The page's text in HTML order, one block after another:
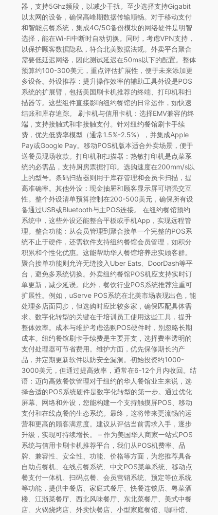
器，支持5Ghz频段，以减少干扰。至少选择支持Gigabit
以太网的设备，确保高峰期数据传输顺畅。对于移动支付
和智能点餐系统，集成4G/5G备份模块的网络硬件是明智
选择，能在Wi-Fi中断时自动切换。同时，考虑VPN支持，
以保护顾客数据隐私，符合北美数据法规。外卖平台聚合
需要低延迟网络，因此测试延迟在50ms以下的配置。整体
预算约100-300美元，重点评估扩展性，便于未来添加更
多设备。外设推荐：提升操作效率的辅助工具外设是POS
系统的扩展臂，包括美国刷卡机推荐的终端、打印机和扫
描器等。这些组件直接影响纽约餐馆的日常运作，如快速
结账和库存追踪。 刷卡机与信用卡机：选择EMV兼容的终
端，支持接触式和非接触支付。针对纽约餐馆刷卡手续
费，优先低费率模型（通常1.5%-2.5%），并集成Apple
Pay或Google Pay。移动POS机版本适合外卖场景，便于
送餐员现场收款。打印机和扫描器：热敏打印机是点菜系
统的必需品，支持厨房票据打印。选购速度在200mm/s以
上的型号。条码扫描器则用于库存管理和会员卡扫描，提
高准确率。其他外设：现金抽屉和顾客显示屏可增强交互
性。整个外设清单预算控制在200-500美元，确保所有设
备通过USB或Bluetooth与主POS连接。 在纽约餐馆预约
系统中，这些外设还能整合平板或手机App，实现远程管
理。整合功能：从会员管理到聚合接单一个完整的POS系
统不止于硬件，还需软件支持纽约餐馆会员管理，如积分
积累和个性化优惠。这能帮助华人餐馆培养忠实顾客群。
聚合接单功能则允许无缝接入Uber Eats、DoorDash等平
台，避免多系统切换。外卖纽约餐馆POS机应支持实时订
单更新，减少延误。此外，餐饮行业POS系统推荐注重可
扩展性。例如，uServe POS系统在北美市场表现出色，能
处理多店面同步，但选购时应比较多家，确保匹配具体需
求。数字化转型的关键在于培训员工使用这些工具，提升
整体效率。成本与维护考虑选购POS硬件时，别忽略长期
成本。纽约餐馆刷卡手续费是主要开支，选择费率透明的
支付处理器可节省费用。维护方面，优先保修期长的产
品，并定期更新软件以防安全漏洞。初始投资约1000-
3000美元，但通过提高效率，通常在6-12个月内收回。结
语：迈向高效餐饮管理对于纽约的华人餐馆业主来说，选
择合适的POS系统硬件是数字化转型的第一步。通过优化
屏幕、网络和外设，您能构建一个支持触摸屏POS、移动
支付和在线点餐的生态系统。最终，这将带来更流畅的运
营和更高的顾客满意度。建议从评估当前需求入手，逐步
升级，实现可持续增长。 – 作为美国华人商家一站式POS
系统与信用卡刷卡机推荐平台，我们从POS机费率、品
牌、兼容性、安全性、功能、价格等方面，为您推荐具备
自助点餐机、在线点餐系统、中文POS菜单系统、移动点
餐支付一体机、扫码点餐、会员营销系统、预定等位系统
等功能，提供中餐店、家庭式餐厅、快餐连锁店、粤菜酒
楼、江浙菜餐厅、西北风味餐厅、东北菜餐厅、美式中餐
店、火锅烧烤店、外卖快餐店、小型家庭餐馆、咖啡馆、